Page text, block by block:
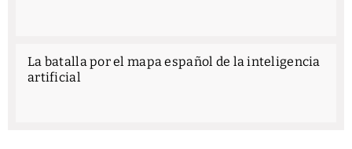
La batalla por el mapa español de la inteligencia
artificial